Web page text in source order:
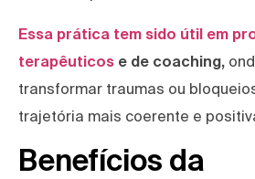
Essa prática tem sido útil em
terapêuticos e de coaching,
transformar traumas ou
trajetória mais coerente e
Benefícios da